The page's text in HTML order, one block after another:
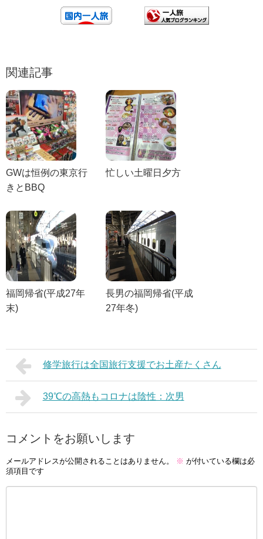
関連記事
GWは恒例の東京行
きとBBQ
忙しい土曜日夕方
福岡帰省(平成27年
末)
長男の福岡帰省(平成
27年冬)
修学旅行は全国旅行支援でお土産たくさん
39℃の高熱もコロナは陰性：次男
コメントをお願いします
メールアドレスが公開されることはありません。 ※ が付いている欄は必
須項目です